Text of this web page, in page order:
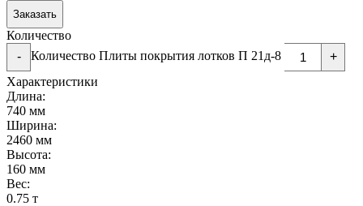
Заказать
Количество
-
Количество Плиты покрытия лотков П 21д-8
+
Характеристики
Длина:
740 мм
Ширина:
2460 мм
Высота:
160 мм
Вес:
0.75 т